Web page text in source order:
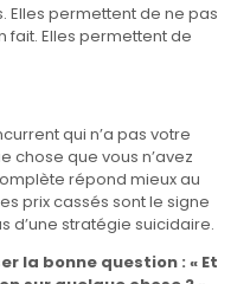
Elles permettent de ne pas
fait. Elles permettent de
qui n’a pas votre
chose que vous n’avez
répond mieux au
prix cassés sont le signe
d’une stratégie suicidaire.
la bonne question : « Et